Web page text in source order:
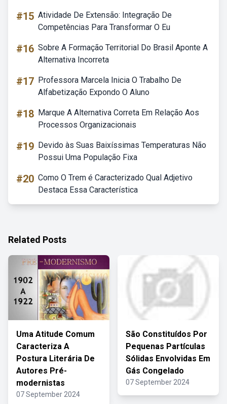
#15 Atividade De Extensão: Integração De
Competências Para Transformar O Eu
#16 Sobre A Formação Territorial Do Brasil Aponte A
Alternativa Incorreta
#17 Professora Marcela Inicia O Trabalho De
Alfabetização Expondo O Aluno
#18 Marque A Alternativa Correta Em Relação Aos
Processos Organizacionais
#19 Devido às Suas Baixíssimas Temperaturas Não
Possui Uma População Fixa
#20 Como O Trem é Caracterizado Qual Adjetivo
Destaca Essa Característica
Related Posts
Uma Atitude Comum
Caracteriza A
Postura Literária De
Autores Pré-
modernistas
07 September 2024
São Constituídos Por
Pequenas Partículas
Sólidas Envolvidas Em
Gás Congelado
07 September 2024